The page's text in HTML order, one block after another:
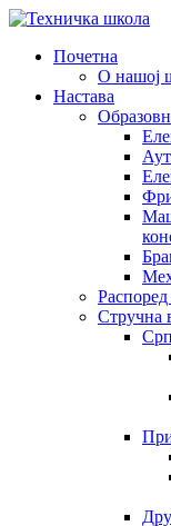
Почетна
О нашој
Настава
Распоред
Стручна